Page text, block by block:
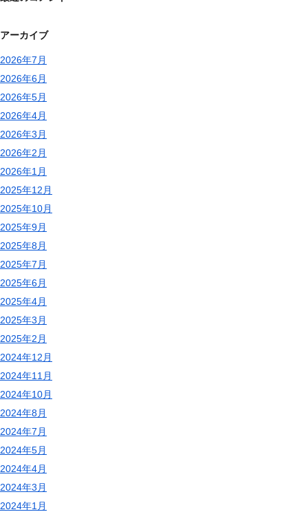
アーカイブ
2026年7月
2026年6月
2026年5月
2026年4月
2026年3月
2026年2月
2026年1月
2025年12月
2025年10月
2025年9月
2025年8月
2025年7月
2025年6月
2025年4月
2025年3月
2025年2月
2024年12月
2024年11月
2024年10月
2024年8月
2024年7月
2024年5月
2024年4月
2024年3月
2024年1月